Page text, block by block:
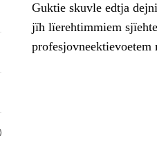
Guktie skuvle edtja
jïh lïerehtimmiem